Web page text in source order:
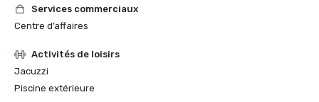
Services commerciaux
Centre d’affaires
Activités de loisirs
Jacuzzi
Piscine extérieure